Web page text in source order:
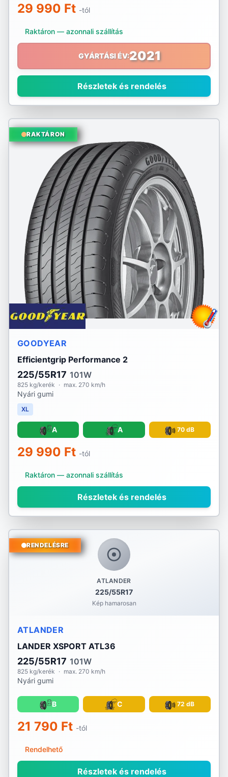
29 990 Ft -tól
Raktáron — azonnali szállítás
GYÁRTÁSI ÉV:2021
Részletek és rendelés
RAKTÁRON
GOODYEAR
Efficientgrip Performance 2
225/55R17 101W
825 kg/kerék · max. 270 km/h
Nyári gumi
XL
A A 70 dB
29 990 Ft -tól
Raktáron — azonnali szállítás
Részletek és rendelés
ATLANDER
225/55R17
Kép hamarosan
RENDELÉSRE
ATLANDER
LANDER XSPORT ATL36
225/55R17 101W
825 kg/kerék · max. 270 km/h
Nyári gumi
B C 72 dB
21 790 Ft -tól
Rendelhető
Részletek és rendelés